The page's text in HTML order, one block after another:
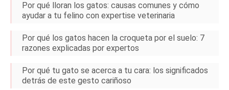
Por qué lloran los gatos: causas comunes y cómo
ayudar a tu felino con expertise veterinaria
Por qué los gatos hacen la croqueta por el suelo: 7
razones explicadas por expertos
Por qué tu gato se acerca a tu cara: los significados
detrás de este gesto cariñoso